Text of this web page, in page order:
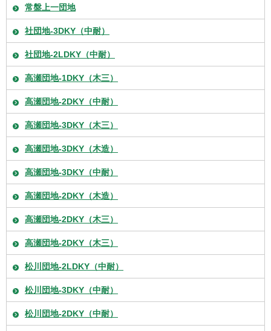
常盤上一団地
社団地-3DKY（中耐）
社団地-2LDKY（中耐）
高瀬団地-1DKY（木三）
高瀬団地-2DKY（中耐）
高瀬団地-3DKY（木三）
高瀬団地-3DKY（木造）
高瀬団地-3DKY（中耐）
高瀬団地-2DKY（木造）
高瀬団地-2DKY（木三）
高瀬団地-2DKY（木三）
松川団地-2LDKY（中耐）
松川団地-3DKY（中耐）
松川団地-2DKY（中耐）